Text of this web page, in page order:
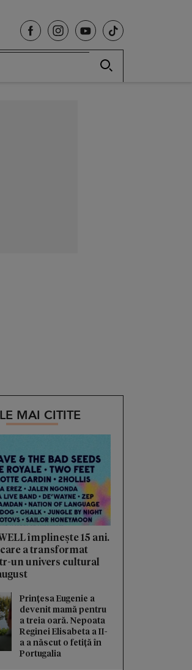
MAI CITITE
împlinește 15 ani.
a transformat
un univers cultural
Prințesa Eugenie a
devenit mamă pentru
a treia oară. Nepoata
Reginei Elisabeta a II-
a a născut o fetiță în
Portugalia